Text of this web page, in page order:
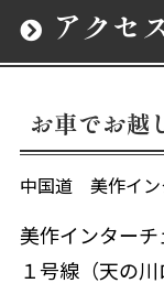
アクセ
お車でお越
中国道 美作イン
美作インター
１号線（天の